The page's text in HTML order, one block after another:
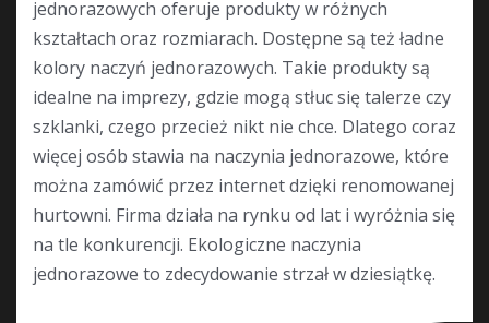
jednorazowych oferuje produkty w różnych
kształtach oraz rozmiarach. Dostępne są też ładne
kolory naczyń jednorazowych. Takie produkty są
idealne na imprezy, gdzie mogą stłuc się talerze czy
szklanki, czego przecież nikt nie chce. Dlatego coraz
więcej osób stawia na naczynia jednorazowe, które
można zamówić przez internet dzięki renomowanej
hurtowni. Firma działa na rynku od lat i wyróżnia się
na tle konkurencji. Ekologiczne naczynia
jednorazowe to zdecydowanie strzał w dziesiątkę.